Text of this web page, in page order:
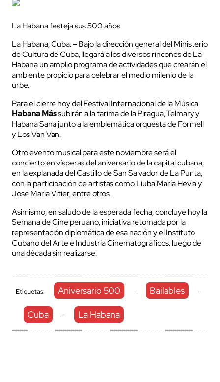
La Habana festeja sus 500 años
La Habana, Cuba. – Bajo la dirección general del Ministerio
de Cultura de Cuba, llegará a los diversos rincones de La
Habana un amplio programa de actividades que crearán el
ambiente propicio para celebrar el medio milenio de la
urbe.
Para el cierre hoy del Festival Internacional de la Música
Habana Mássubirán a la tarima de la Piragua, Telmary y
Habana Sana junto a la emblemática orquesta de Formell
y Los Van Van.
Otro evento musical para este noviembre será el
concierto en vísperas del aniversario de la capital cubana,
en la explanada del Castillo de San Salvador de La Punta,
con la participación de artistas como Liuba María Hevia y
José María Vitier, entre otros.
Asimismo, en saludo de la esperada fecha, concluye hoy la
Semana de Cine peruano, iniciativa retomada por la
representación diplomática de esa nación y el Instituto
Cubano del Arte e Industria Cinematográficos, luego de
una década sin realizarse.
Etiquetas: Aniversario 500 - Bailables -
Cuba - La Habana